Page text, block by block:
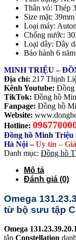
Thân vỏ: Thép
Size mặt: 39mm
Loại máy:
Chống nước:
Loại dây: Dây
Bảo hành 6 năm
MINH TRIỆU –
Địa chỉ: 217 Thịnh
Kênh Youtube: Đồng
TikTok: Đồng hồ
Fanpage: Đồng hồ
Website:
Hotline:
Đồng hồ Minh Triệu
Hà Nội–Uy tín –
Danh mục: Đồng hồ
Mô tả
Đánh giá (0)
Omega
từ bộ sưu tập
Omega
tập Constellation